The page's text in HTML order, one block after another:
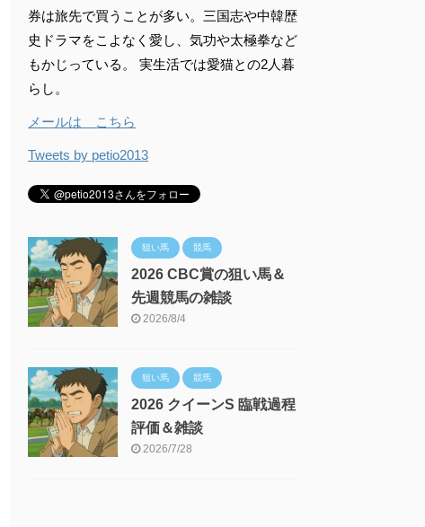
券は旅先で買うことが多い。三国志や中韓歴
史ドラマをこよなく愛し、気功や太極拳など
もかじっている。 実生活では愛猫との2人暮
らし。
メールは こちら
Tweets by petio2013
狙い馬 競馬
2026 CBC賞の狙い馬＆
先週競馬の雑談
2026/8/4
狙い馬 競馬
2026 クイーンS 臨戦過程
評価＆雑談
2026/7/28